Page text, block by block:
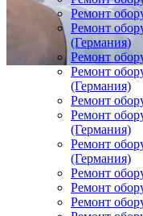
Ремонт
Ремонт
(Германия)
Ремонт
Ремонт
(Германия)
Ремонт
Ремонт
(Германия)
Ремонт
(Германия)
Ремонт
Ремонт
Ремонт